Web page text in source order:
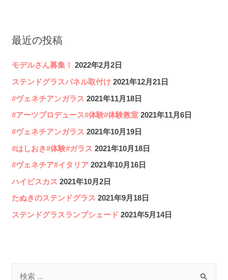
最近の投稿
モデルさん募集！ 2022年2月2日
ステンドグラスパネル取付け 2021年12月21日
#ヴェネチアンガラス 2021年11月18日
#アーツプロデュース#体験#体験教室 2021年11月6日
#ヴェネチアンガラス 2021年10月19日
#はしおき#体験#ガラス 2021年10月18日
#ヴェネチア#イタリア 2021年10月16日
ハイビスカス 2021年10月2日
たぬきのステンドグラス 2021年9月18日
ステンドグラスランプシェード 2021年5月14日
ゲ